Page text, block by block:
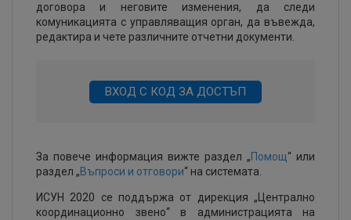
договора и неговите изменения, да следи
комуникацията с управляващия орган, да въвежда,
редактира и чете различните отчетни документи.
ВХОД С КОД ЗА ДОСТЪП
За повече информация вижте раздел „Помощ“ или
раздел „Въпроси и отговори“ на системата.
ИСУН 2020 се поддържа от дирекция „Централно
координационно звено“ в администрацията на